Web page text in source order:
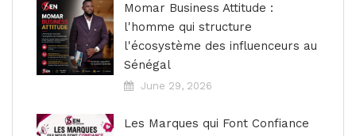
Momar Business Attitude :
l'homme qui structure
l'écosystème des influenceurs au
Sénégal
June 29, 2026
Les Marques qui Font Confiance